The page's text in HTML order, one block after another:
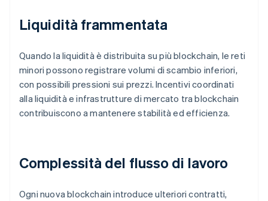
Liquidità frammentata
Quando la liquidità è distribuita su più blockchain, le reti
minori possono registrare volumi di scambio inferiori,
con possibili pressioni sui prezzi. Incentivi coordinati
alla liquidità e infrastrutture di mercato tra blockchain
contribuiscono a mantenere stabilità ed efficienza.
Complessità del flusso di lavoro
Ogni nuova blockchain introduce ulteriori contratti,